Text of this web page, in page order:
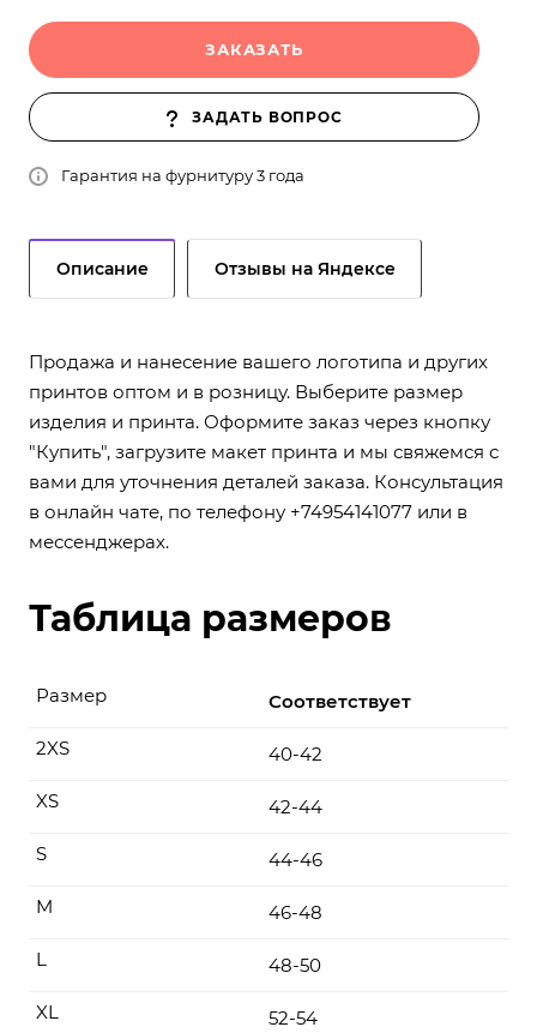
ЗАКАЗАТЬ
ЗАДАТЬ ВОПРОС
Гарантия на фурнитуру 3 года
Описание Отзывы на Яндексе
Продажа и нанесение вашего логотипа и других
принтов оптом и в розницу. Выберите размер
изделия и принта. Оформите заказ через кнопку
"Купить", загрузите макет принта и мы свяжемся с
вами для уточнения деталей заказа. Консультация
в онлайн чате, по телефону +74954141077 или в
мессенджерах.
Таблица размеров
Соответствует
Размер
40-42
2XS
42-44
XS
44-46
S
46-48
M
48-50
L
52-54
XL